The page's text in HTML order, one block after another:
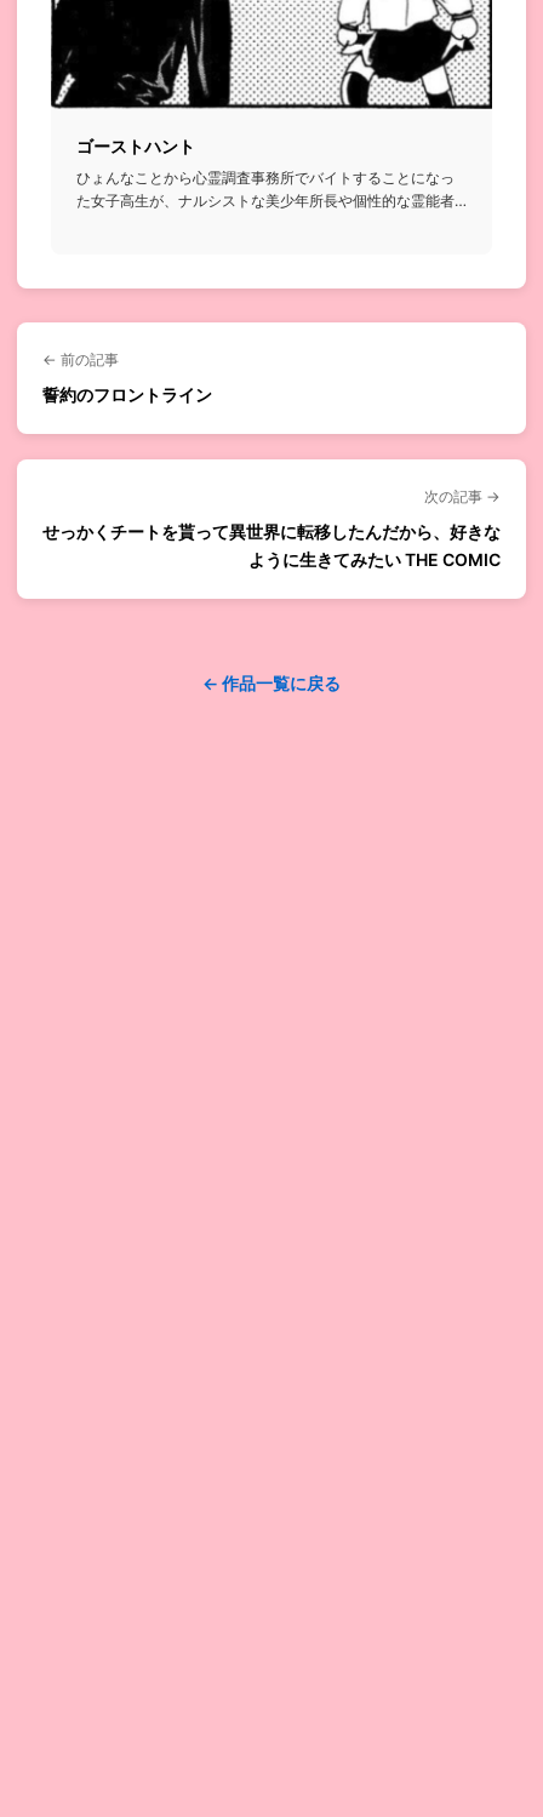
ゴーストハント
ひょんなことから心霊調査事務所でバイトすることになっ
た女子高生が、ナルシストな美少年所長や個性的な霊能者
← 前の記事
誓約のフロントライン
次の記事 →
せっかくチートを貰って異世界に転移したんだから、好きな
ように生きてみたい THE COMIC
← 作品一覧に戻る